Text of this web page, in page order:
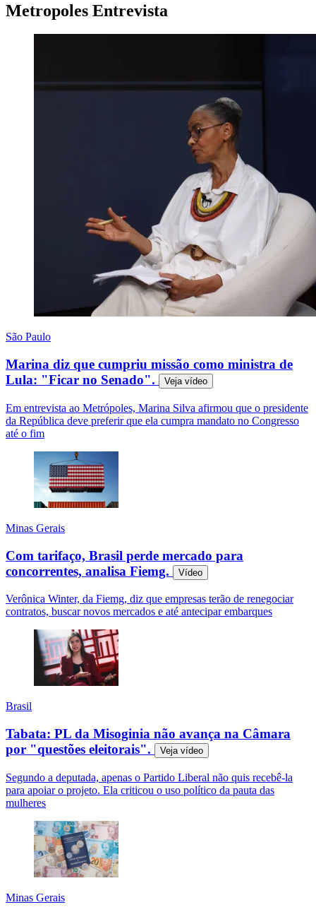
Metropoles Entrevista
São Paulo
Marina diz que cumpriu missão como ministra de
Lula: "Ficar no Senado".
Veja vídeo
Em entrevista ao Metrópoles, Marina Silva afirmou que o presidente
da República deve preferir que ela cumpra mandato no Congresso
até o fim
Minas Gerais
Com tarifaço, Brasil perde mercado para
concorrentes, analisa Fiemg.
Vídeo
Verônica Winter, da Fiemg, diz que empresas terão de renegociar
contratos, buscar novos mercados e até antecipar embarques
Brasil
Tabata: PL da Misoginia não avança na Câmara
por "questões eleitorais".
Veja vídeo
Segundo a deputada, apenas o Partido Liberal não quis recebê-la
para apoiar o projeto. Ela criticou o uso político da pauta das
mulheres
Minas Gerais